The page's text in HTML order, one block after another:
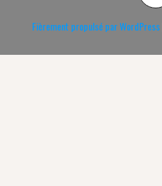
Fièrement propulsé par WordPress